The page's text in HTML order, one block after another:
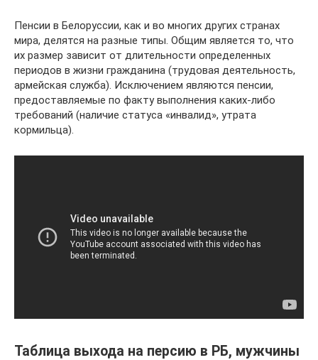
Пенсии в Белоруссии, как и во многих других странах
мира, делятся на разные типы. Общим является то, что
их размер зависит от длительности определенных
периодов в жизни гражданина (трудовая деятельность,
армейская служба). Исключением являются пенсии,
предоставляемые по факту выполнения каких-либо
требований (наличие статуса «инвалид», утрата
кормильца).
Таблица выхода на персию в РБ, мужчины